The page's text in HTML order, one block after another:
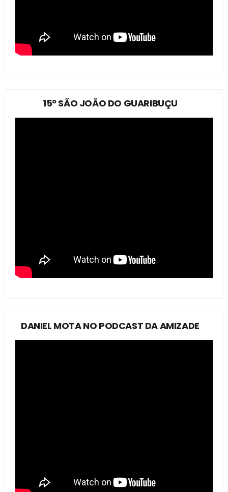
15º SÃO JOÃO DO GUARIBUÇU
DANIEL MOTA NO PODCAST DA AMIZADE